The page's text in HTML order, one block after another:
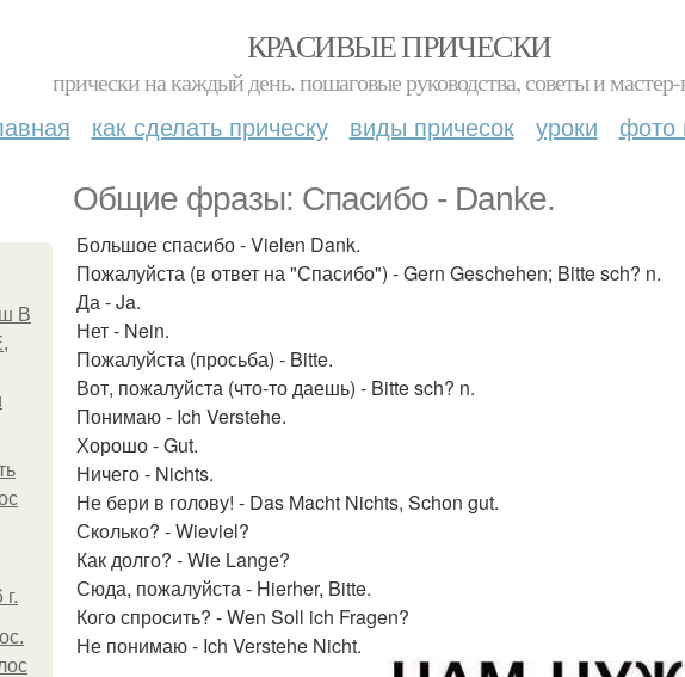
КРАСИВЫЕ ПРИЧЕСКИ
прически на каждый день. пошаговые руководства, советы и
как сделать прическу виды причесок уроки фото
Общие фразы: Спасибо - Danke.
В
Большое спасибо - Vielen Dank.
Пожалуйста (в ответ на "Спасибо") - Gern Geschehen; Bitte sch? n.
Да - Ja.
Нет - Nein.
Пожалуйста (просьба) - Bitte.
Вот, пожалуйста (что-то даешь) - Bitte sch? n.
Понимаю - Ich Verstehe.
Хорошо - Gut.
Ничего - Nichts.
Не бери в голову! - Das Macht Nichts, Schon gut.
Сколько? - Wieviel?
Как долго? - Wie Lange?
Сюда, пожалуйста - Hierher, Bitte.
Кого спросить? - Wen Soll ich Fragen?
Не понимаю - Ich Verstehe Nicht.